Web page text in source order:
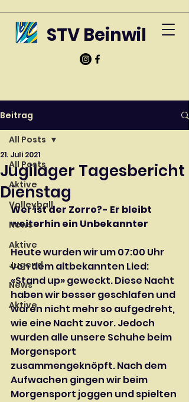
STV Beinwil
Beitrag
All Posts
Aktive
Volleyball
News
Aktive
Jugend
News
Aktive
All Posts
Jugilager Tagesbericht
Dienstag
21. Juli 2021
Wer ist der Zorro?- Er bleibt
weiterhin ein Unbekannter
Heute wurden wir um 07:00 Uhr
von dem altbekannten Lied:
«Stand up» geweckt. Diese Nacht
haben wir besser geschlafen und
waren nicht mehr so aufgedreht,
wie eine Nacht zuvor. Jedoch
wurden alle unsere Schuhe beim
Morgensport
zusammengeknöpft. Nach dem
Aufwachen gingen wir beim
Morgensport joggen und spielten